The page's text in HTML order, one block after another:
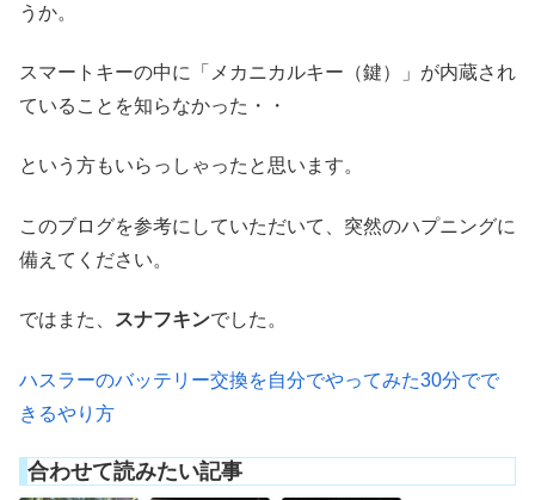
うか。
スマートキーの中に「メカニカルキー（鍵）」が内蔵され
ていることを知らなかった・・
という方もいらっしゃったと思います。
このブログを参考にしていただいて、突然のハプニングに
備えてください。
ではまた、 スナフキンでした。
ハスラーのバッテリー交換を自分でやってみた30分でで
きるやり方
合わせて読みたい記事